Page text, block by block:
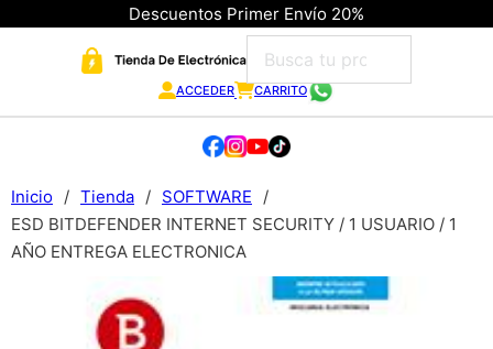
Descuentos Primer Envío 20%
ACCEDER CARRITO
Inicio / Tienda / SOFTWARE
/
ESD BITDEFENDER INTERNET SECURITY / 1 USUARIO / 1
AÑO ENTREGA ELECTRONICA